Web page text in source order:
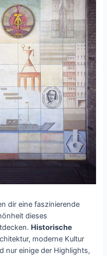
dir eine faszinierende
dieses
Historische
moderne Kultur
nur einige der Highlights,